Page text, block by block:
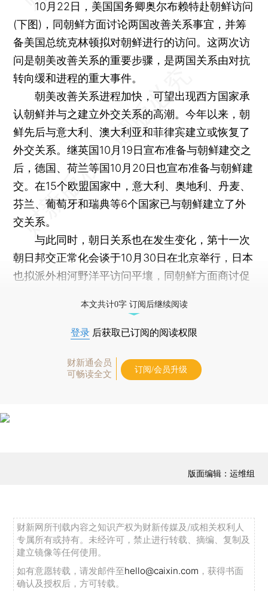
10月22日，美国国务卿奥尔布赖特赴朝鲜访问
(下图)，同朝鲜方面讨论两国改善关系事宜，并筹
备美国总统克林顿拟对朝鲜进行的访问。这两次访
问是朝美改善关系的重要步骤，是两国关系由对抗
转向缓和进程的重大事件。
朝美改善关系进程加快，可望出现西方国家承
认朝鲜并与之建立外交关系的高潮。今年以来，朝
鲜先后与意大利、澳大利亚和菲律宾建立或恢复了
外交关系。继英国10月19日宣布准备与朝鲜建交之
后，德国、荷兰等国10月20日也宣布准备与朝鲜建
交。在15个欧盟国家中，意大利、奥地利、丹麦、
芬兰、葡萄牙和瑞典等6个国家已与朝鲜建立了外
交关系。
与此同时，朝日关系也在发生变化，第十一次
朝日邦交正常化会谈于10月30日在北京举行，日本
也拟派外相河野洋平访问平壤，同朝鲜方面商讨促
本文共计0字 订阅后继续阅读
登录 后获取已订阅的阅读权限
财新通会员
可畅读全文
订阅/会员升级
版面编辑：运维组
财新网所刊载内容之知识产权为财新传媒及/或相关权利人
专属所有或持有。未经许可，禁止进行转载、摘编、复制及
建立镜像等任何使用。
如有意愿转载，请发邮件至hello@caixin.com ，获得书面
确认及授权后，方可转载。